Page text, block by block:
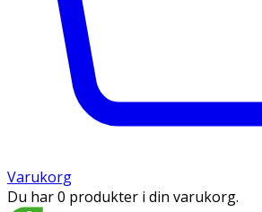
Varukorg
Du har 0 produkter i din varukorg.